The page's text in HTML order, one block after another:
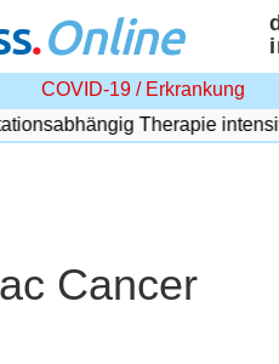
.Online
COVID-19 / Erkrankung
Therapie
Cancer